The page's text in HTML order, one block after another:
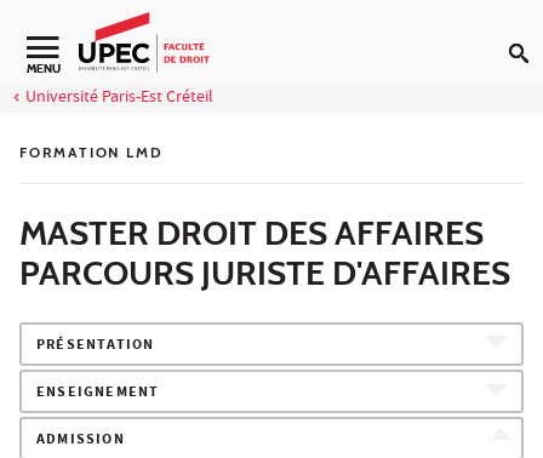
Aller au contenu
Navigation secondaire
MENU
Université Paris-Est Créteil
FORMATION LMD
MASTER DROIT DES AFFAIRES
PARCOURS JURISTE D'AFFAIRES
PRÉSENTATION
ENSEIGNEMENT
ADMISSION